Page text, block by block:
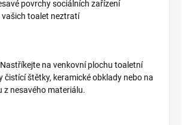
povrchy sociálních zařízení
vašich toalet neztratí
na venkovní plochu toaletní
čistící štětky, keramické obklady nebo na
z nesavého materiálu.​